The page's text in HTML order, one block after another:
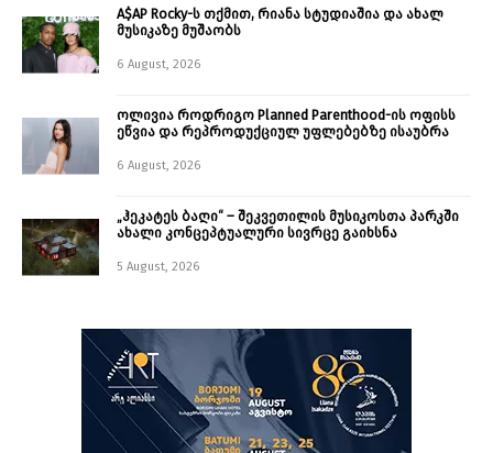
A$AP Rocky-ს თქმით, რიანა სტუდიაშია და ახალ
მუსიკაზე მუშაობს
6 August, 2026
ოლივია როდრიგო Planned Parenthood-ის ოფისს
ეწვია და რეპროდუქციულ უფლებებზე ისაუბრა
6 August, 2026
„ჰეკატეს ბაღი“ – შეკვეთილის მუსიკოსთა პარკში
ახალი კონცეპტუალური სივრცე გაიხსნა ￼
5 August, 2026